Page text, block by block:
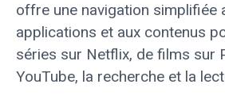
offre une navigation simplifiée
applications et aux contenus
séries sur Netflix, de films sur
YouTube, la recherche et la